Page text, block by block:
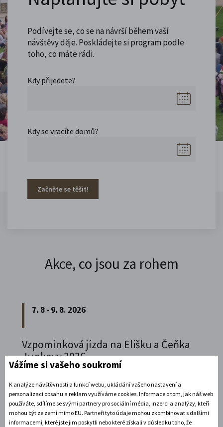
Podívejte se, co se na návrší během vaší
návštěvy děje. Poskládejte si program podle
toho, co máte rádi.
Kdy přijedete?
Kdy se vracíte domů?
Začněte se těšit!
Akce, co jsou za rohem
7. 8 - 9. 8. 2026
Vzpomínková jízda na Elišku a Čeňka
Junkovy 2026
vzpomenout na naší první českou závodnici,
Elišku Junkovou.
Rozbalte si další akce
Vážíme si vašeho soukromí
K analýze návštěvnosti a funkcí webu, ukládání vašeho nastavení a
personalizaci obsahu a reklam využíváme cookies. Informace o tom, jak náš web
používáte, sdílíme se svými partnery pro sociální média, inzerci a analýzy, kteří
mohou být ze zemí mimo EU. Partneři tyto údaje mohou zkombinovat s dalšími
informacemi, které jste jim poskytli nebo které získali v důsledku toho, že